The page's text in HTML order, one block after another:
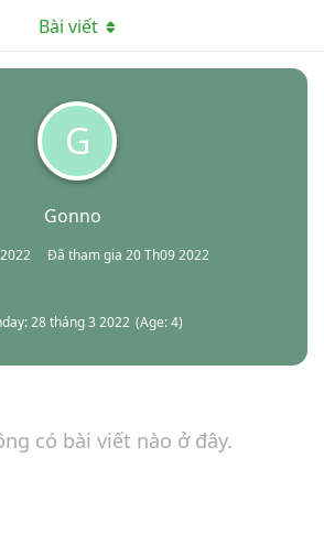
G
Gonno
Đã tham gia 20 Th09 2022
28 tháng 3 2022 (Age:4)
Bài viết
có bài viết nào ở đây.